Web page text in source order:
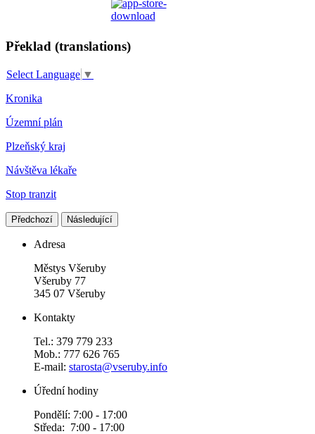
Překlad (translations)
Select Language ▼
Kronika
Územní plán
Plzeňský kraj
Návštěva lékaře
Stop tranzit
Předchozí Následující
Adresa
Městys Všeruby
Všeruby 77
345 07 Všeruby
Kontakty
Tel.: 379 779 233
Mob.: 777 626 765
E-mail: starosta@vseruby.info
Úřední hodiny
Pondělí: 7:00 - 17:00
Středa: 7:00 - 17:00